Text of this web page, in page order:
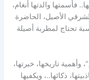
فأسمتها والدتها أنغام،
الأصيل، الحاضرة
تحتاج لمطربة أصيلة
وأهمية تاريخها، خبرتها،
ذكائها..، ويكفيها